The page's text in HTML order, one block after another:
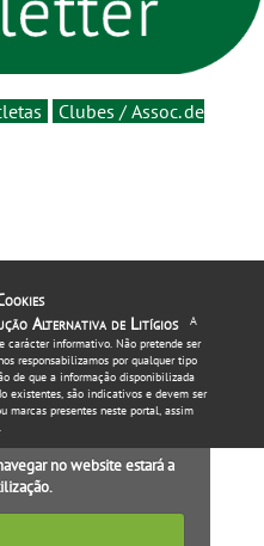
Clubes / Assoc. de
Alternativa de Litígios
A
carácter informativo. Não pretende ser
responsabilizamos por qualquer tipo
de que a informação disponibilizada
existentes, são indicativos e devem ser
marcas presentes neste portal, assim
no website estará a